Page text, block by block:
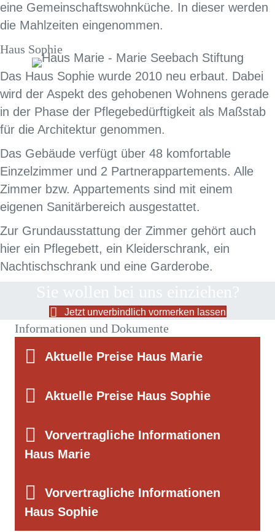
eine Gemeinschaftswohnküche. In dieser werden
die Mahlzeiten eingenommen.
Haus Sophie
Das Haus Sophie wurde 2010 neu erbaut. Dabei
wird der Aspekt des gehobenen Wohnens gerade
in der Phase der Pflegebedürftigkeit als Maßstab
für die Architektur genommen.
Das Gebäude verfügt über 48 komfortable
Einzelzimmer und 2 Partnerappartements. Alle
Zimmer bzw. Appartements sind mit einem
eigenen Sanitärbereich ausgestattet.
Zur Grundausstattung der Zimmer gehört auch
hier ein Pflegebett, ein Kleiderschrank, ein
Nachtischschrank und eine Garderobe.
Jetzt unverbindlich vormerken lassen
Informationen und Dokumente
Aktuelle Preise Haus Marie
Aktuelle Preise Haus Sophie
Vorvertragliche Informationen
Haus Marie
Vorvertragliche Informationen
Haus Sophie